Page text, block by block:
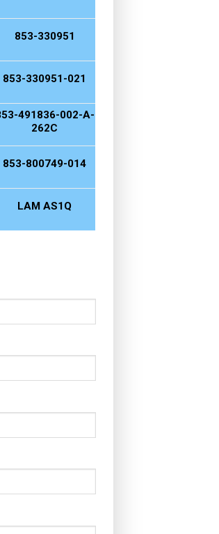
853-330951
853-330951-021
491836-002-A-
262C
853-800749-014
LAM AS1Q